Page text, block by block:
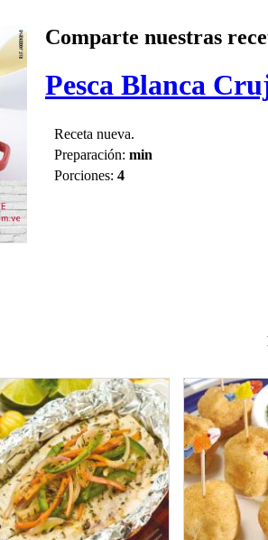
Comparte nuestras
Pesca Blanca
Receta nueva.
Preparación: min
Porciones: 4